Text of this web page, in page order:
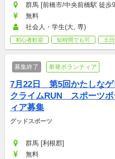
群馬 [前橋市/中央前橋駅 徒歩
無料
社会人・学生(大, 専)
初心者歓迎 短時間でも可 土
募集終了 単発ボランティア
7月22日　第5回かたしな
クライムRUN　スポーツ
ィア募集
グッドスポーツ
群馬 [利根郡]
無料